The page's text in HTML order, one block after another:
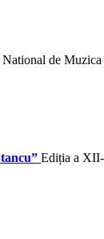
de
Ediția a